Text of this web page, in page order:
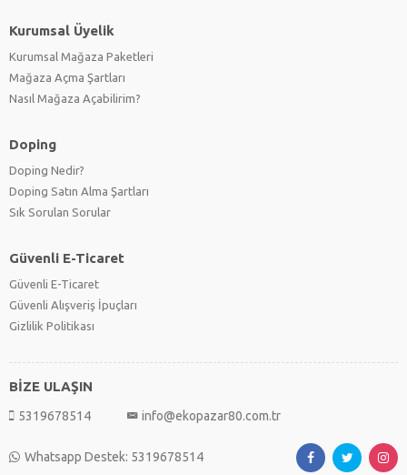
Kurumsal Üyelik
Kurumsal Mağaza Paketleri
Mağaza Açma Şartları
Nasıl Mağaza Açabilirim?
Doping
Doping Nedir?
Doping Satın Alma Şartları
Sık Sorulan Sorular
Güvenli E-Ticaret
Güvenli E-Ticaret
Güvenli Alışveriş İpuçları
Gizlilik Politikası
BİZE ULAŞIN
5319678514 info@ekopazar80.com.tr
Whatsapp Destek: 5319678514